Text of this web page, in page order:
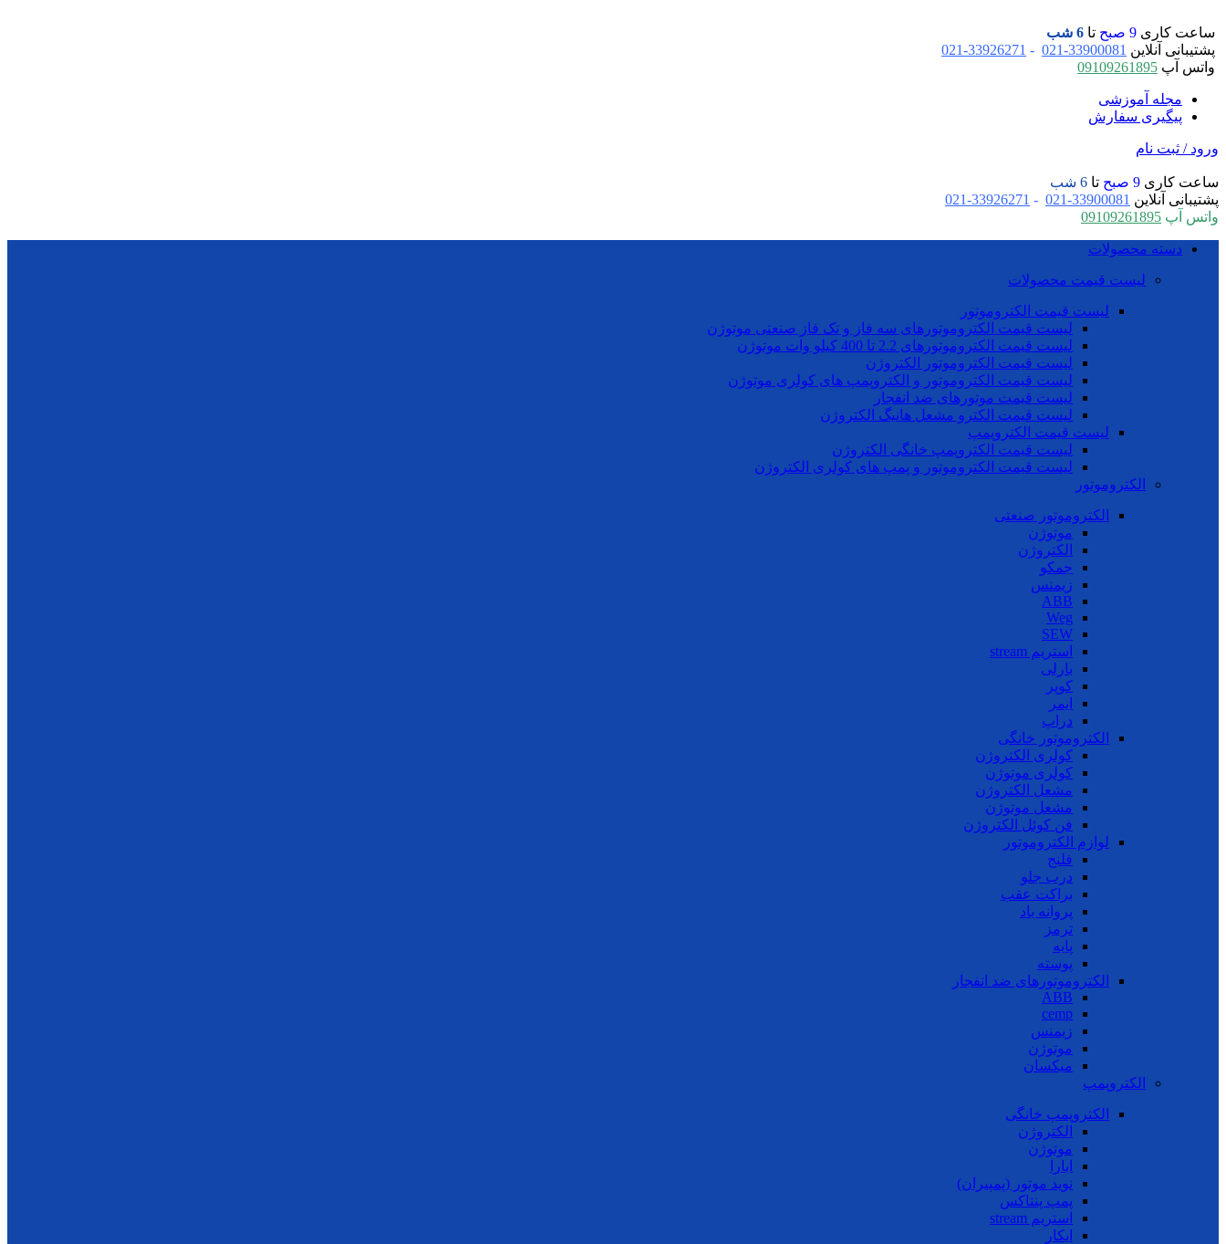
ساعت کاری 9 صبح تا 6 شب
پشتیبانی آنلاین 33900081-021
-
33926271-021
واتس آپ 09109261895
مجله آموزشی
پیگیری سفارش
ورود / ثبت نام
ساعت کاری 9 صبح تا 6 شب
پشتیبانی آنلاین 33900081-021
-
33926271-021
واتس آپ 09109261895
دسته محصولات
لیست قیمت محصولات
لیست قیمت الکتروموتور
لیست قیمت الکتروموتورهای سه فاز و تک فاز صنعتی موتوژن
لیست قیمت الکتروموتورهای 2.2 تا 400 کیلو وات موتوژن
لیست قیمت الکتروموتور الکتروژن
لیست قیمت الکتروموتور و الکتروپمپ های کولری موتوژن
لیست قیمت موتورهای ضد انفجار
لیست قیمت الکترو مشعل هانیگ الکتروژن
لیست قیمت الکتروپمپ
لیست قیمت الکتروپمپ خانگی الکتروژن
لیست قیمت الکتروموتور و پمپ های کولری الکتروژن
الکتروموتور
الکتروموتور صنعتی
موتوژن
الکتروژن
جمکو
زیمنس
ABB
Weg
SEW
استریم stream
بارلی
کوپر
ایمر
دراپ
الکتروموتور خانگی
کولری الکتروژن
کولری موتوژن
مشعل الکتروژن
مشعل موتوژن
فن کوئل الکتروژن
لوازم الکتروموتور
فلنج
درب جلو
براکت عقب
پروانه باد
ترمز
پایه
پوسته
الکتروموتورهای ضد انفجار
ABB
cemp
زیمنس
موتوژن
میکسان
الکتروپمپ
الکتروپمپ خانگی
الکتروژن
موتوژن
ابارا
نوید موتور (پمپیران)
پمپ پنتاکس
استریم stream
ایکار